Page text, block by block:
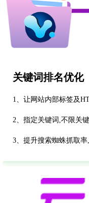
关键词排名优化
1、让网站内部标签及
2、指定关键词,不限关
3、提升搜索蜘蛛抓取